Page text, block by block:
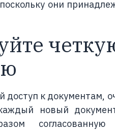
они
доступ к документам,
новый
согласованную